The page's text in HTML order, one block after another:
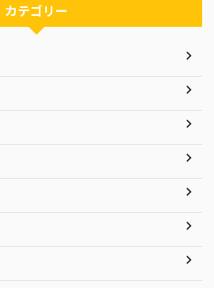
カテゴリー